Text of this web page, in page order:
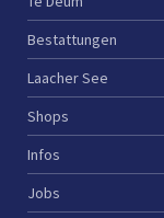
Bestattungen
Laacher See
Shops
Infos
Jobs